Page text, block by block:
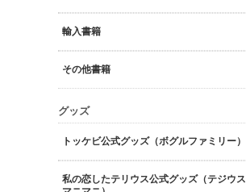
輸入書籍
その他書籍
グッズ
トッケビ公式グッズ（ボグルファミリー）
私の恋したテリウス公式グッズ（テジウス